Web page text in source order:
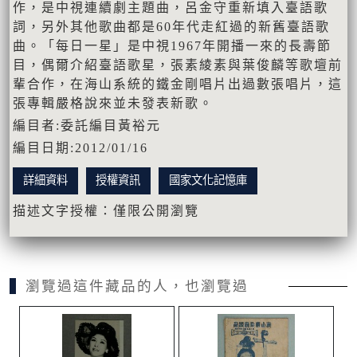
作，是中視連續劇主題曲，呂金守重新填入臺語歌
詞，另外其他歌曲都是60年代走紅過的新舊臺語歌
曲。「每日一星」是中視1967年開播一來的長壽節
目，偶爾介紹臺語歌星，張素綾素與葉俊麟等歌壇前
輩合作，在海山系統的鐵金剛唱片出過數張唱片，這
張專輯嚴格說來並未發表新歌。
編目者:委託編目黃裕元
編目日期:2012/01/16
詳細資料 授權資訊 國家文化記憶庫
描述文字授權：僅限公開瀏覽
瀏覽過這件藏品的人，也瀏覽過